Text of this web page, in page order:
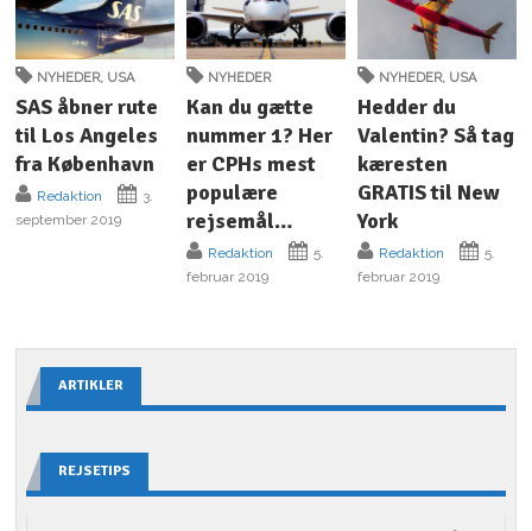
NYHEDER, USA
SAS åbner rute
til Los Angeles
fra København
Redaktion
3.
september 2019
NYHEDER
Kan du gætte
nummer 1? Her
er CPHs mest
populære
rejsemål…
Redaktion
5.
februar 2019
NYHEDER, USA
Hedder du
Valentin? Så tag
kæresten
GRATIS til New
York
Redaktion
5.
februar 2019
ARTIKLER
REJSETIPS